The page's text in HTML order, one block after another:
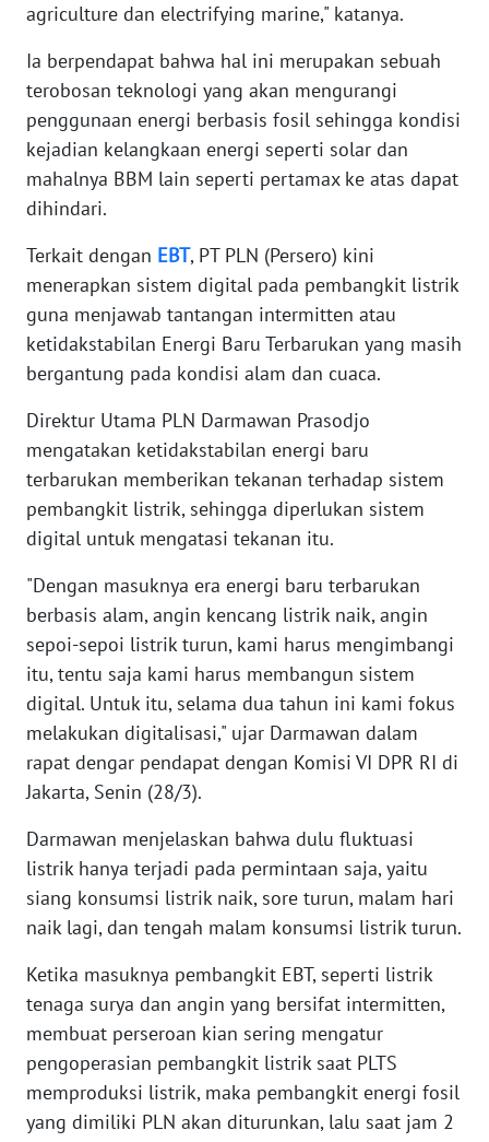
agriculture dan electrifying marine," katanya.
Ia berpendapat bahwa hal ini merupakan sebuah
terobosan teknologi yang akan mengurangi
penggunaan energi berbasis fosil sehingga kondisi
kejadian kelangkaan energi seperti solar dan
mahalnya BBM lain seperti pertamax ke atas dapat
dihindari.
Terkait dengan EBT, PT PLN (Persero) kini
menerapkan sistem digital pada pembangkit listrik
guna menjawab tantangan intermitten atau
ketidakstabilan Energi Baru Terbarukan yang masih
bergantung pada kondisi alam dan cuaca.
Direktur Utama PLN Darmawan Prasodjo
mengatakan ketidakstabilan energi baru
terbarukan memberikan tekanan terhadap sistem
pembangkit listrik, sehingga diperlukan sistem
digital untuk mengatasi tekanan itu.
"Dengan masuknya era energi baru terbarukan
berbasis alam, angin kencang listrik naik, angin
sepoi-sepoi listrik turun, kami harus mengimbangi
itu, tentu saja kami harus membangun sistem
digital. Untuk itu, selama dua tahun ini kami fokus
melakukan digitalisasi," ujar Darmawan dalam
rapat dengar pendapat dengan Komisi VI DPR RI di
Jakarta, Senin (28/3).
Darmawan menjelaskan bahwa dulu fluktuasi
listrik hanya terjadi pada permintaan saja, yaitu
siang konsumsi listrik naik, sore turun, malam hari
naik lagi, dan tengah malam konsumsi listrik turun.
Ketika masuknya pembangkit EBT, seperti listrik
tenaga surya dan angin yang bersifat intermitten,
membuat perseroan kian sering mengatur
pengoperasian pembangkit listrik saat PLTS
memproduksi listrik, maka pembangkit energi fosil
yang dimiliki PLN akan diturunkan, lalu saat jam 2
WN
WN
SULBAR
WN
BABEL
WN
SUMBAR
WN
SUMSEL
WN
BENGKULU
WN
LAMPUNG
WN
JATENG
WN
NUSANTARA
JOGJA
WN
BALI
KALBAR
WN
KALTENG